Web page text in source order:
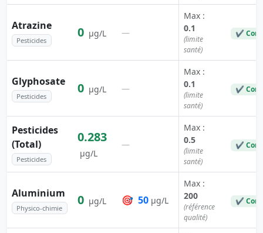
Atrazine
Pesticides
0 µg/L —
Max :
0.1
(limite
santé)
✔
Glyphosate
Pesticides
0 µg/L —
Max :
0.1
(limite
santé)
✔
Pesticides
(Total)
Pesticides
0.283
µg/L
—
Max :
0.5
(limite
santé)
✔
Aluminium
Physico-chimie
0 µg/L 🎯 50 µg/L
Max :
200
(référence
qualité)
✔